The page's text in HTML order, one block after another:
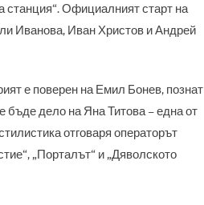
Официалният старт на
Иванова, Иван Христов и Андрей
е поверен на Емил Бонев, познат
бъде дело на Яна Титова – една от
отговаря операторът
„Порталът“ и „Дяволското